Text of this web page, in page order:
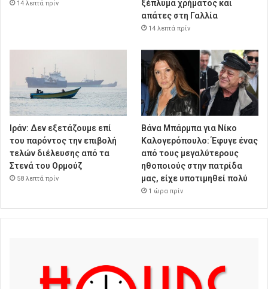
14 λεπτά πρίν
ξέπλυμα χρήματος και
απάτες στη Γαλλία
14 λεπτά πρίν
Ιράν: Δεν εξετάζουμε επί
του παρόντος την επιβολή
τελών διέλευσης από τα
Στενά του Ορμούζ
58 λεπτά πρίν
Βάνα Μπάρμπα για Νίκο
Καλογερόπουλο: Έφυγε ένας
από τους μεγαλύτερους
ηθοποιούς στην πατρίδα
μας, είχε υποτιμηθεί πολύ
1 ώρα πρίν